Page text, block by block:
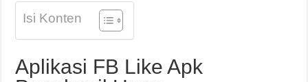
Isi Konten
Aplikasi FB Like Apk